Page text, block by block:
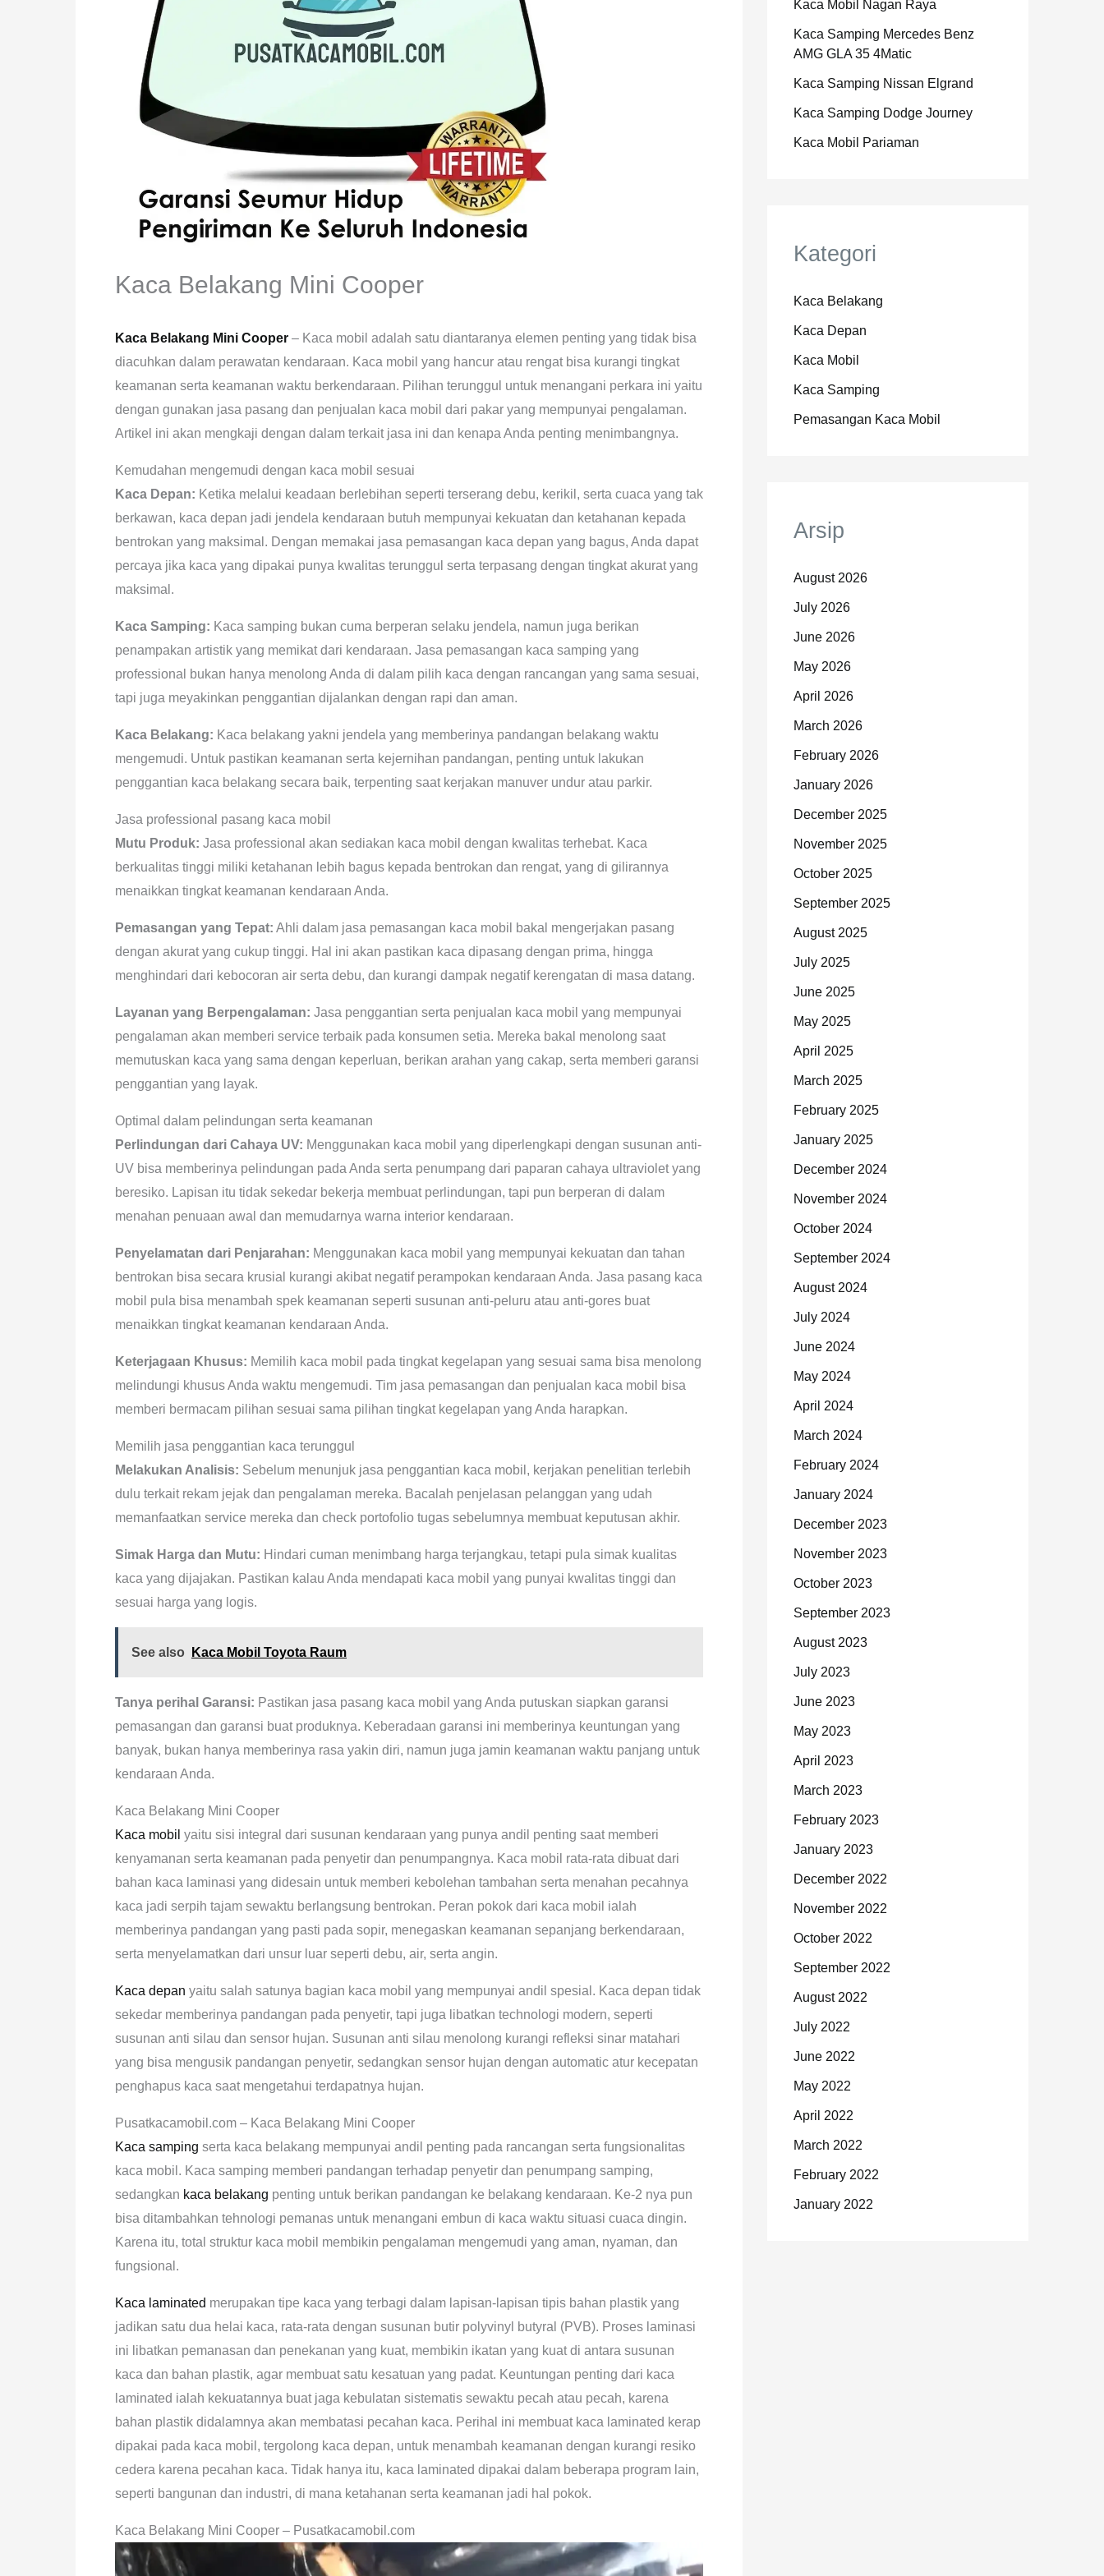
Kaca Belakang Mini Cooper
Kaca Belakang Mini Cooper – Kaca mobil adalah satu diantaranya elemen penting yang tidak bisa
diacuhkan dalam perawatan kendaraan. Kaca mobil yang hancur atau rengat bisa kurangi tingkat
keamanan serta keamanan waktu berkendaraan. Pilihan terunggul untuk menangani perkara ini yaitu
dengan gunakan jasa pasang dan penjualan kaca mobil dari pakar yang mempunyai pengalaman.
Artikel ini akan mengkaji dengan dalam terkait jasa ini dan kenapa Anda penting menimbangnya.
Kemudahan mengemudi dengan kaca mobil sesuai
Kaca Depan: Ketika melalui keadaan berlebihan seperti terserang debu, kerikil, serta cuaca yang tak
berkawan, kaca depan jadi jendela kendaraan butuh mempunyai kekuatan dan ketahanan kepada
bentrokan yang maksimal. Dengan memakai jasa pemasangan kaca depan yang bagus, Anda dapat
percaya jika kaca yang dipakai punya kwalitas terunggul serta terpasang dengan tingkat akurat yang
maksimal.
Kaca Samping: Kaca samping bukan cuma berperan selaku jendela, namun juga berikan
penampakan artistik yang memikat dari kendaraan. Jasa pemasangan kaca samping yang
professional bukan hanya menolong Anda di dalam pilih kaca dengan rancangan yang sama sesuai,
tapi juga meyakinkan penggantian dijalankan dengan rapi dan aman.
Kaca Belakang: Kaca belakang yakni jendela yang memberinya pandangan belakang waktu
mengemudi. Untuk pastikan keamanan serta kejernihan pandangan, penting untuk lakukan
penggantian kaca belakang secara baik, terpenting saat kerjakan manuver undur atau parkir.
Jasa professional pasang kaca mobil
Mutu Produk: Jasa professional akan sediakan kaca mobil dengan kwalitas terhebat. Kaca
berkualitas tinggi miliki ketahanan lebih bagus kepada bentrokan dan rengat, yang di gilirannya
menaikkan tingkat keamanan kendaraan Anda.
Pemasangan yang Tepat: Ahli dalam jasa pemasangan kaca mobil bakal mengerjakan pasang
dengan akurat yang cukup tinggi. Hal ini akan pastikan kaca dipasang dengan prima, hingga
menghindari dari kebocoran air serta debu, dan kurangi dampak negatif kerengatan di masa datang.
Layanan yang Berpengalaman: Jasa penggantian serta penjualan kaca mobil yang mempunyai
pengalaman akan memberi service terbaik pada konsumen setia. Mereka bakal menolong saat
memutuskan kaca yang sama dengan keperluan, berikan arahan yang cakap, serta memberi garansi
penggantian yang layak.
Optimal dalam pelindungan serta keamanan
Perlindungan dari Cahaya UV: Menggunakan kaca mobil yang diperlengkapi dengan susunan anti-
UV bisa memberinya pelindungan pada Anda serta penumpang dari paparan cahaya ultraviolet yang
beresiko. Lapisan itu tidak sekedar bekerja membuat perlindungan, tapi pun berperan di dalam
menahan penuaan awal dan memudarnya warna interior kendaraan.
Penyelamatan dari Penjarahan: Menggunakan kaca mobil yang mempunyai kekuatan dan tahan
bentrokan bisa secara krusial kurangi akibat negatif perampokan kendaraan Anda. Jasa pasang kaca
mobil pula bisa menambah spek keamanan seperti susunan anti-peluru atau anti-gores buat
menaikkan tingkat keamanan kendaraan Anda.
Keterjagaan Khusus: Memilih kaca mobil pada tingkat kegelapan yang sesuai sama bisa menolong
melindungi khusus Anda waktu mengemudi. Tim jasa pemasangan dan penjualan kaca mobil bisa
memberi bermacam pilihan sesuai sama pilihan tingkat kegelapan yang Anda harapkan.
Memilih jasa penggantian kaca terunggul
Melakukan Analisis: Sebelum menunjuk jasa penggantian kaca mobil, kerjakan penelitian terlebih
dulu terkait rekam jejak dan pengalaman mereka. Bacalah penjelasan pelanggan yang udah
memanfaatkan service mereka dan check portofolio tugas sebelumnya membuat keputusan akhir.
Simak Harga dan Mutu: Hindari cuman menimbang harga terjangkau, tetapi pula simak kualitas
kaca yang dijajakan. Pastikan kalau Anda mendapati kaca mobil yang punyai kwalitas tinggi dan
sesuai harga yang logis.
See also Kaca Mobil Toyota Raum
Tanya perihal Garansi: Pastikan jasa pasang kaca mobil yang Anda putuskan siapkan garansi
pemasangan dan garansi buat produknya. Keberadaan garansi ini memberinya keuntungan yang
banyak, bukan hanya memberinya rasa yakin diri, namun juga jamin keamanan waktu panjang untuk
kendaraan Anda.
Kaca Belakang Mini Cooper
Kaca mobil yaitu sisi integral dari susunan kendaraan yang punya andil penting saat memberi
kenyamanan serta keamanan pada penyetir dan penumpangnya. Kaca mobil rata-rata dibuat dari
bahan kaca laminasi yang didesain untuk memberi kebolehan tambahan serta menahan pecahnya
kaca jadi serpih tajam sewaktu berlangsung bentrokan. Peran pokok dari kaca mobil ialah
memberinya pandangan yang pasti pada sopir, menegaskan keamanan sepanjang berkendaraan,
serta menyelamatkan dari unsur luar seperti debu, air, serta angin.
Kaca depan yaitu salah satunya bagian kaca mobil yang mempunyai andil spesial. Kaca depan tidak
sekedar memberinya pandangan pada penyetir, tapi juga libatkan technologi modern, seperti
susunan anti silau dan sensor hujan. Susunan anti silau menolong kurangi refleksi sinar matahari
yang bisa mengusik pandangan penyetir, sedangkan sensor hujan dengan automatic atur kecepatan
penghapus kaca saat mengetahui terdapatnya hujan.
Pusatkacamobil.com – Kaca Belakang Mini Cooper
Kaca samping serta kaca belakang mempunyai andil penting pada rancangan serta fungsionalitas
kaca mobil. Kaca samping memberi pandangan terhadap penyetir dan penumpang samping,
sedangkan kaca belakang penting untuk berikan pandangan ke belakang kendaraan. Ke-2 nya pun
bisa ditambahkan tehnologi pemanas untuk menangani embun di kaca waktu situasi cuaca dingin.
Karena itu, total struktur kaca mobil membikin pengalaman mengemudi yang aman, nyaman, dan
fungsional.
Kaca laminated merupakan tipe kaca yang terbagi dalam lapisan-lapisan tipis bahan plastik yang
jadikan satu dua helai kaca, rata-rata dengan susunan butir polyvinyl butyral (PVB). Proses laminasi
ini libatkan pemanasan dan penekanan yang kuat, membikin ikatan yang kuat di antara susunan
kaca dan bahan plastik, agar membuat satu kesatuan yang padat. Keuntungan penting dari kaca
laminated ialah kekuatannya buat jaga kebulatan sistematis sewaktu pecah atau pecah, karena
bahan plastik didalamnya akan membatasi pecahan kaca. Perihal ini membuat kaca laminated kerap
dipakai pada kaca mobil, tergolong kaca depan, untuk menambah keamanan dengan kurangi resiko
cedera karena pecahan kaca. Tidak hanya itu, kaca laminated dipakai dalam beberapa program lain,
seperti bangunan dan industri, di mana ketahanan serta keamanan jadi hal pokok.
Kaca Belakang Mini Cooper – Pusatkacamobil.com
Kaca Mobil Nagan Raya
Kaca Samping Mercedes Benz
AMG GLA 35 4Matic
Kaca Samping Nissan Elgrand
Kaca Samping Dodge Journey
Kaca Mobil Pariaman
Kategori
Kaca Belakang
Kaca Depan
Kaca Mobil
Kaca Samping
Pemasangan Kaca Mobil
Arsip
August 2026
July 2026
June 2026
May 2026
April 2026
March 2026
February 2026
January 2026
December 2025
November 2025
October 2025
September 2025
August 2025
July 2025
June 2025
May 2025
April 2025
March 2025
February 2025
January 2025
December 2024
November 2024
October 2024
September 2024
August 2024
July 2024
June 2024
May 2024
April 2024
March 2024
February 2024
January 2024
December 2023
November 2023
October 2023
September 2023
August 2023
July 2023
June 2023
May 2023
April 2023
March 2023
February 2023
January 2023
December 2022
November 2022
October 2022
September 2022
August 2022
July 2022
June 2022
May 2022
April 2022
March 2022
February 2022
January 2022